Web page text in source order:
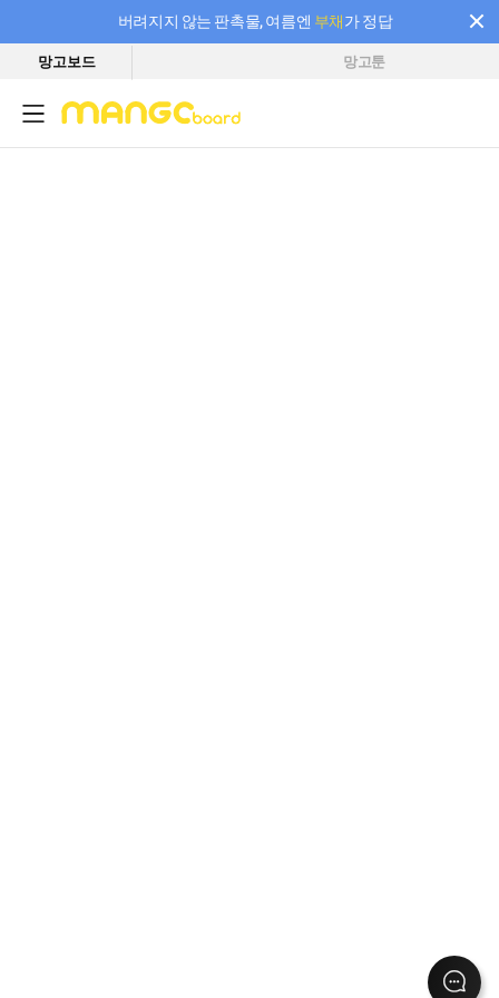
버려지지 않는 판촉물, 여름엔 부채가 정답
필요한 만큼 충전하고 끊김 없이 작업하세요! 새로워진 AI 부스터 요금제
망고보드 망고툰